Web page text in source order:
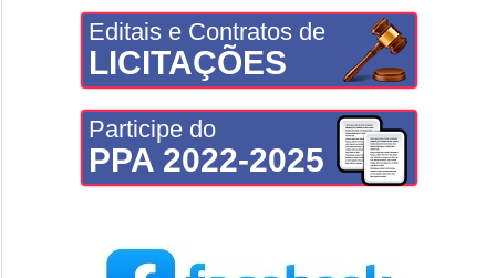
Editais e Contratos de
LICITAÇÕES
Participe do
PPA 2022-2025